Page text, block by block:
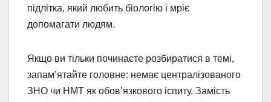
підлітка, який любить біологію і мріє
допомагати людям.
Якщо ви тільки починаєте розбиратися в темі,
запам’ятайте головне: немає централізованого
ЗНО чи НМТ як обов’язкового іспиту. Замість